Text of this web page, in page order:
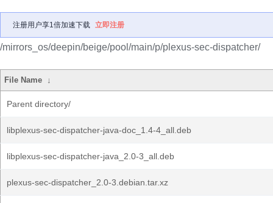
注册用户享1倍加速下载 立即注册
/mirrors_os/deepin/beige/pool/main/p/plexus-sec-dispatcher/
File Name ↓
Parent directory/
libplexus-sec-dispatcher-java-doc_1.4-4_all.deb
libplexus-sec-dispatcher-java_2.0-3_all.deb
plexus-sec-dispatcher_2.0-3.debian.tar.xz